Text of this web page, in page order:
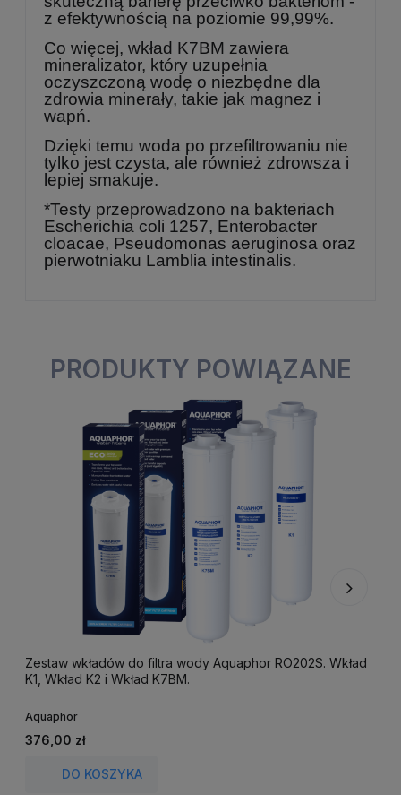
z efektywnością na poziomie 99,99%.
Co więcej, wkład K7BM zawiera
mineralizator, który uzupełnia
oczyszczoną wodę o niezbędne dla
zdrowia minerały, takie jak magnez i
wapń.
Dzięki temu woda po przefiltrowaniu nie
tylko jest czysta, ale również zdrowsza i
lepiej smakuje.
*Testy przeprowadzono na bakteriach
Escherichia coli 1257, Enterobacter
cloacae, Pseudomonas aeruginosa oraz
pierwotniaku Lamblia intestinalis.
PRODUKTY POWIĄZANE
Zestaw wkładów do filtra wody Aquaphor RO202S. Wkład
K1, Wkład K2 i Wkład K7BM.
Aquaphor
376,00 zł
DO KOSZYKA